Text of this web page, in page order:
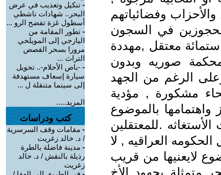
وفضائياتهم
في السجون
معتقل ,مهددة
صوريه وبدون
الرغم من الجهد
مشكورة , مؤدية
واهتمامها بالموضوع
.للمعتقلين
العراقيه , لا
لايعنيها من قريب
متمثلة بجهود الأخ
- تنكيل وتعذيب في عرض
البحر.. شهادات ناشطي
أسطول غزة تفضح الرو ...
- تطور المقامة من
اليازجي إلى المويلحي
مرورا بسحر القصص
التراث ...
- -باص الأحلام-.. تحويل
سيارة إسعاف مستهدفة
إلى سينما متنقلة ل ...
المزيد.....
كتب ودراسات
- مقامات وقف السرسرية
/ د. خالد زغريت
- مدينة فاضلة بالطرة
رذيلة بالنقش / د. خالد
زغريت